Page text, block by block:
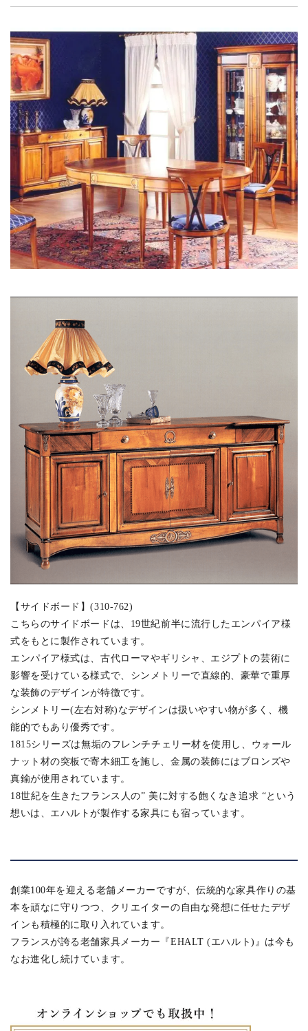
【サイドボード】(310-762)
こちらのサイドボードは、19世紀前半に流行したエンパイア様
式をもとに製作されています。
エンパイア様式は、古代ローマやギリシャ、エジプトの芸術に
影響を受けている様式で、シンメトリーで直線的、豪華で重厚
な装飾のデザインが特徴です。
シンメトリー(左右対称)なデザインは扱いやすい物が多く、機
能的でもあり優秀です。
1815シリーズは無垢のフレンチチェリー材を使用し、ウォール
ナット材の突板で寄木細工を施し、金属の装飾にはブロンズや
真鍮が使用されています。
18世紀を生きたフランス人の” 美に対する飽くなき追求 “という
想いは、エハルトが製作する家具にも宿っています。
創業100年を迎える老舗メーカーですが、伝統的な家具作りの基
本を頑なに守りつつ、クリエイターの自由な発想に任せたデザ
インも積極的に取り入れています。
フランスが誇る老舗家具メーカー『EHALT (エハルト)』は今も
なお進化し続けています。